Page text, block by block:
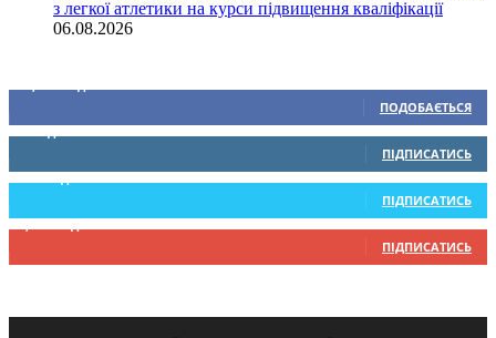
з легкої атлетики на курси підвищення кваліфікації
06.08.2026
ПОДОБАЄТЬСЯ
0 Підписників
ПІДПИСАТИСЬ
234 Підписників
ПІДПИСАТИСЬ
9,370 Підписників
ПІДПИСАТИСЬ